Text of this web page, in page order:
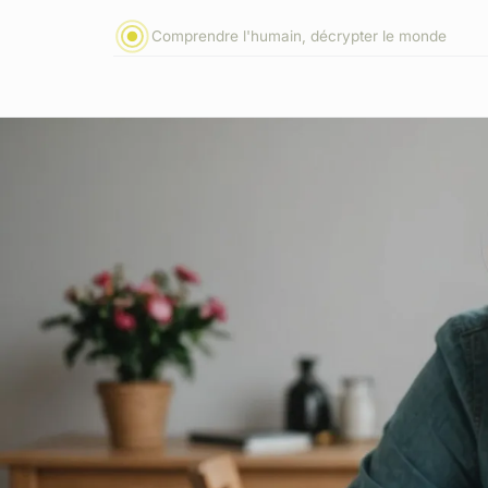
Comprendre l'humain, décrypter le monde